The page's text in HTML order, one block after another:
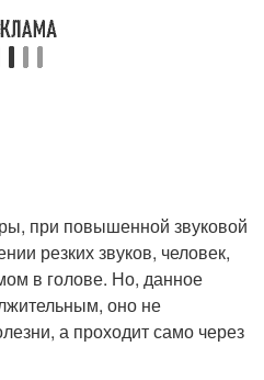
при повышенной звуковой
резких звуков, человек,
в голове. Но, данное
оно не
а проходит само через